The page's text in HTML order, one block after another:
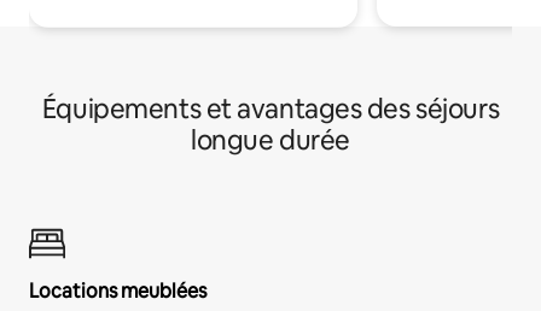
Équipements et avantages des séjours
longue durée
Locations meublées